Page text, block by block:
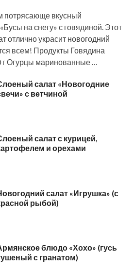
потрясающе вкусный
на снегу» с говядиной. Этот
отлично украсит новогодний
всем! Продукты Говядина
г Огурцы маринованные …
салат «Новогодние
с ветчиной
салат с курицей,
и орехами
салат «Игрушка» (с
рыбой)
блюдо «Хохо» (гусь
с гранатом)